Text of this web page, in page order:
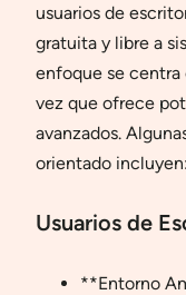
usuarios de
gratuita y libre a
enfoque se centra
vez que ofrece
avanzados.
orientado incluyen:
Usuarios de
**Entorno